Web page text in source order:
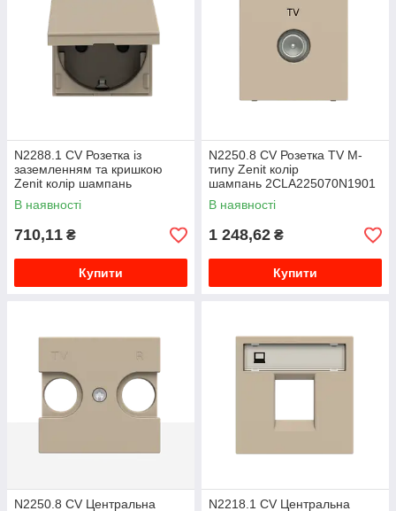
N2288.1 CV Розетка із
заземленням та кришкою
Zenit колір шампань
2CLA228810N1901
В наявності
710,11 ₴
Купити
N2250.8 CV Розетка TV M-
типу Zenit колір
шампань 2CLA225070N1901
В наявності
1 248,62 ₴
Купити
N2250.8 CV Центральна N2218.1 CV Центральна